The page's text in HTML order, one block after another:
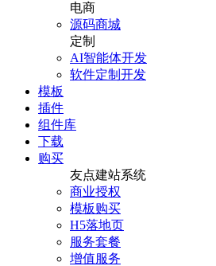
电商
源码商城
定制
AI智能体开发
软件定制开发
模板
插件
组件库
下载
购买
友点建站系统
商业授权
模板购买
H5落地页
服务套餐
增值服务